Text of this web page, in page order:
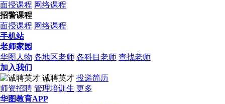
面授课程 网络课程
招警课程
面授课程 网络课程
手机站
老师家园
华图人物 各地区老师 各科目老师 查找老师
加入我们
诚聘英才 投递简历
师资招聘 管理培训生 更多
华图教育APP